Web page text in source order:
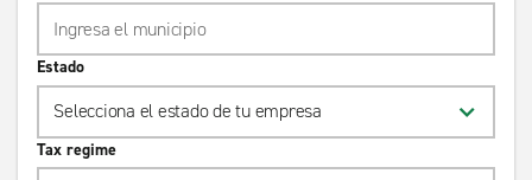
Estado
Selecciona el estado de tu empresa
Tax regime